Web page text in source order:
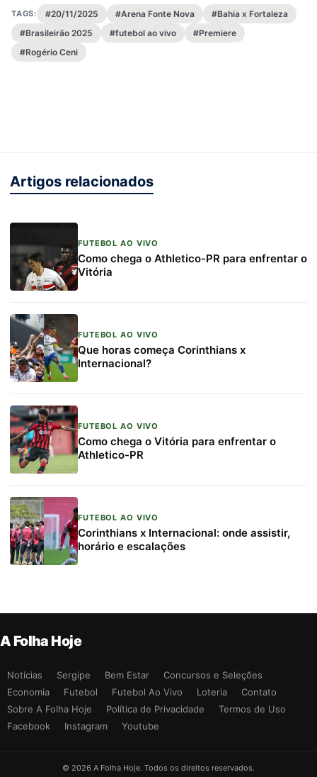
TAGS: #20/11/2025 #Arena Fonte Nova
#Bahia x Fortaleza
#Brasileirão 2025
#futebol ao vivo
#Premiere
#Rogério Ceni
Artigos relacionados
FUTEBOL AO VIVO
Como chega o Athletico-PR para enfrentar o
Vitória
FUTEBOL AO VIVO
Que horas começa Corinthians x
Internacional?
FUTEBOL AO VIVO
Como chega o Vitória para enfrentar o
Athletico-PR
FUTEBOL AO VIVO
Corinthians x Internacional: onde assistir,
horário e escalações
A Folha Hoje
Notícias Sergipe Bem Estar
Concursos e Seleções
Economia
Futebol Futebol Ao Vivo Loteria
Contato
Sobre A Folha Hoje
Política de Privacidade
Termos de Uso
Facebook
Instagram Youtube
© 2026 A Folha Hoje. Todos os direitos reservados.